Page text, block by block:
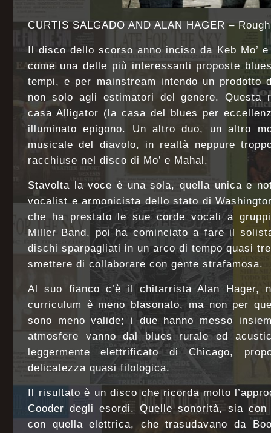
CURTIS SALGADO AND ALAN HAGER –
Il disco dello scorso anno inciso da Keb Mo’
come una delle più interessanti proposte
tempi, e per mainstream intendo un prodotto
non solo agli estimatori del genere. Questa
casa Alligator (la casa del blues per
illuminato epigono. Un altro duo, un altro
musicale del diavolo, in realtà neppure
racchiuse nel disco di Mo’ e Mahal.
Stavolta la voce è una sola, quella unica e
vocalist e armonicista dello stato di
che ha prestato le sue corde vocali a
Miller Band, poi ha cominciato a fare il
dischi sparpagliati in un arco di tempo quasi
smettere di collaborare con gente strafamosa.
Al suo fianco c’è il chitarrista Alan Hager,
curriculum è meno blasonato, ma non per
sono meno valide; i due hanno messo
atmosfere vanno dal blues rurale ed
leggermente elettrificato di Chicago,
delicatezza quasi filologica.
Il risultato è un disco che ricorda molto
Cooder degli esordi. Quelle sonorità, sia
con quella elettrica, che trasudavano da